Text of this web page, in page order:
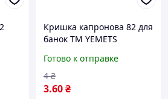
Кришка капронова 82 для
банок ТМ YEMETS
Готово к отправке
3.60₴
4 ₴